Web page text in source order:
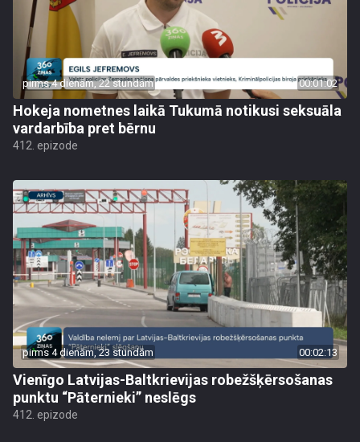
pirms 4 dienām, 22 stundām 00:01:02
Hokeja nometnes laikā Tukumā notikusi seksuāla
vardarbība pret bērnu
412. epizode
pirms 4 dienām, 23 stundām 00:02:13
Vienīgo Latvijas-Baltkrievijas robežšķērsošanas
punktu “Pāternieki” neslēgs
412. epizode